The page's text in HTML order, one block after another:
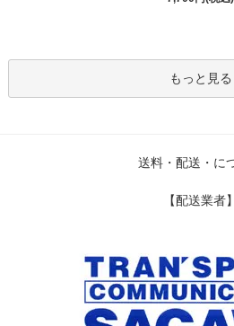
もっと見る
送料・配送・に
【配送業者】